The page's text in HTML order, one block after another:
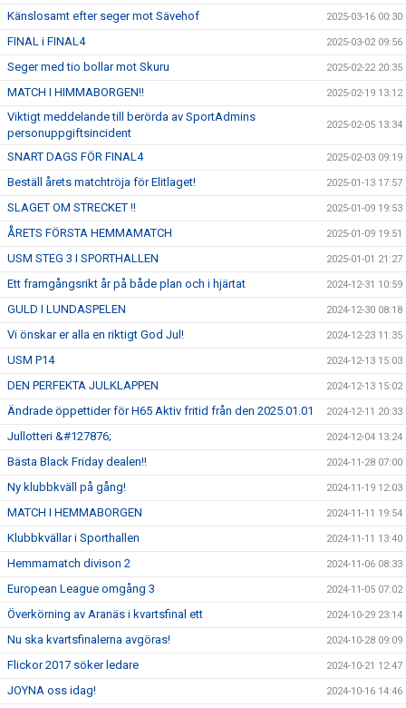
Känslosamt efter seger mot Sävehof 2025-03-16 00:30
FINAL i FINAL4 2025-03-02 09:56
Seger med tio bollar mot Skuru 2025-02-22 20:35
MATCH I HIMMABORGEN!! 2025-02-19 13:12
Viktigt meddelande till berörda av SportAdmins
personuppgiftsincident
2025-02-05 13:34
SNART DAGS FÖR FINAL4 2025-02-03 09:19
Beställ årets matchtröja för Elitlaget! 2025-01-13 17:57
SLAGET OM STRECKET !! 2025-01-09 19:53
ÅRETS FÖRSTA HEMMAMATCH 2025-01-09 19:51
USM STEG 3 I SPORTHALLEN 2025-01-01 21:27
Ett framgångsrikt år på både plan och i hjärtat 2024-12-31 10:59
GULD I LUNDASPELEN 2024-12-30 08:18
Vi önskar er alla en riktigt God Jul! 2024-12-23 11:35
USM P14 2024-12-13 15:03
DEN PERFEKTA JULKLAPPEN 2024-12-13 15:02
Ändrade öppettider för H65 Aktiv fritid från den 2025.01.01 2024-12-11 20:33
Jullotteri &#127876; 2024-12-04 13:24
Bästa Black Friday dealen!! 2024-11-28 07:00
Ny klubbkväll på gång! 2024-11-19 12:03
MATCH I HEMMABORGEN 2024-11-11 19:54
Klubbkvällar i Sporthallen 2024-11-11 13:40
Hemmamatch divison 2 2024-11-06 08:33
European League omgång 3 2024-11-05 07:02
Överkörning av Aranäs i kvartsfinal ett 2024-10-29 23:14
Nu ska kvartsfinalerna avgöras! 2024-10-28 09:09
Flickor 2017 söker ledare 2024-10-21 12:47
JOYNA oss idag! 2024-10-16 14:46